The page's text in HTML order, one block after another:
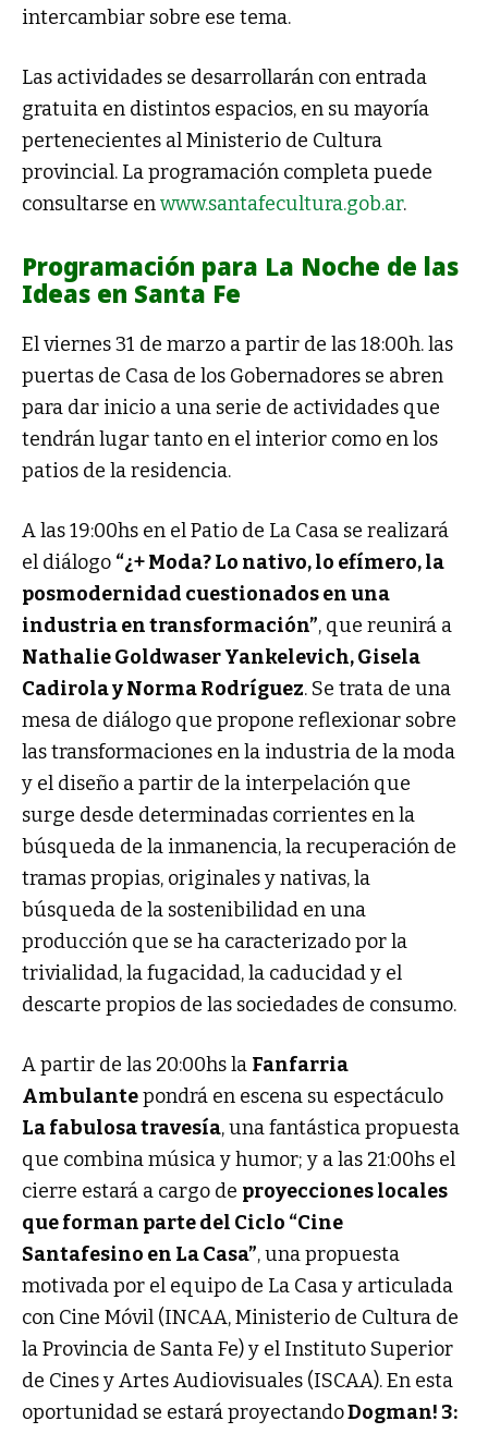
intercambiar sobre ese tema.
Las actividades se desarrollarán con entrada
gratuita en distintos espacios, en su mayoría
pertenecientes al Ministerio de Cultura
provincial. La programación completa puede
consultarse enwww.santafecultura.gob.ar.
Programación para La Noche de las
Ideas en Santa Fe
El viernes 31 de marzo a partir de las 18:00h. las
puertas de Casa de los Gobernadores se abren
para dar inicio a una serie de actividades que
tendrán lugar tanto en el interior como en los
patios de la residencia.
A las 19:00hs en el Patio de La Casa se realizará
el diálogo “¿+ Moda? Lo nativo, lo efímero, la
posmodernidad cuestionados en una
industria en transformación”, que reunirá a
Nathalie Goldwaser Yankelevich, Gisela
Cadirola y Norma Rodríguez. Se trata de una
mesa de diálogo que propone reflexionar sobre
las transformaciones en la industria de la moda
y el diseño a partir de la interpelación que
surge desde determinadas corrientes en la
búsqueda de la inmanencia, la recuperación de
tramas propias, originales y nativas, la
búsqueda de la sostenibilidad en una
producción que se ha caracterizado por la
trivialidad, la fugacidad, la caducidad y el
descarte propios de las sociedades de consumo.
A partir de las 20:00hs la Fanfarria
Ambulantepondrá en escena su espectáculo
La fabulosa travesía, una fantástica propuesta
que combina música y humor; y a las 21:00hs el
cierre estará a cargo de proyecciones locales
que forman parte del Ciclo “Cine
Santafesino en La Casa”, una propuesta
motivada por el equipo de La Casa y articulada
con Cine Móvil (INCAA, Ministerio de Cultura de
la Provincia de Santa Fe) y el Instituto Superior
de Cines y Artes Audiovisuales (ISCAA). En esta
oportunidad se estará proyectandoDogman! 3: